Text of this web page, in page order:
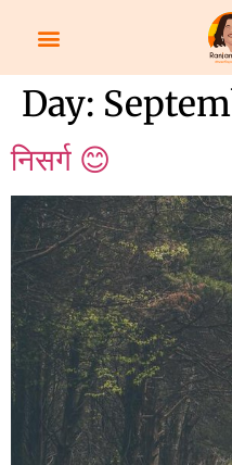
Day:
निसर्ग 😊